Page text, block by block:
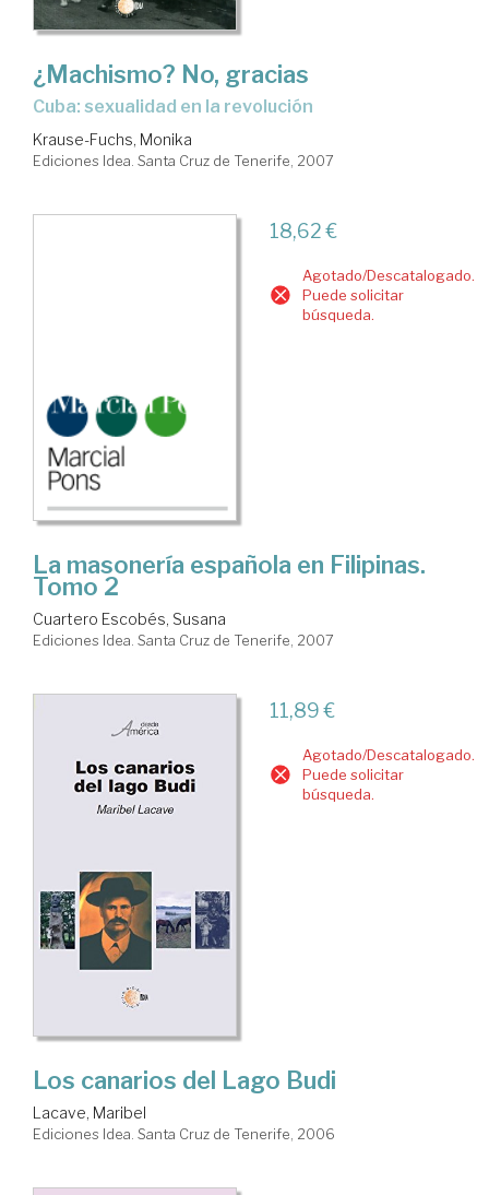
¿Machismo? No, gracias
Cuba: sexualidad en la revolución
Krause-Fuchs, Monika
Ediciones Idea. Santa Cruz de Tenerife, 2007
18,62 €
Agotado/Descatalogado.
Puede solicitar
búsqueda.
La masonería española en Filipinas.
Tomo 2
Cuartero Escobés, Susana
Ediciones Idea. Santa Cruz de Tenerife, 2007
11,89 €
Agotado/Descatalogado.
Puede solicitar
búsqueda.
Los canarios del Lago Budi
Lacave, Maribel
Ediciones Idea. Santa Cruz de Tenerife, 2006